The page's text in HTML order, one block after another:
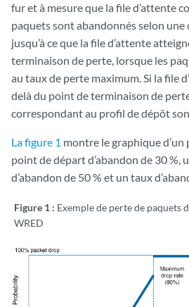
fur et à mesure que la file d’attente
paquets sont abandonnés selon une
jusqu’à ce que la file d’attente
terminaison de perte, lorsque les
au taux de perte maximum. Si la file
delà du point de terminaison de
correspondant au profil de dépôt
La figure 1 montre le graphique d’un
point de départ d’abandon de 30 %,
d’abandon de 50 % et un taux
Figure 1 : Exemple de perte de paquets
WRED